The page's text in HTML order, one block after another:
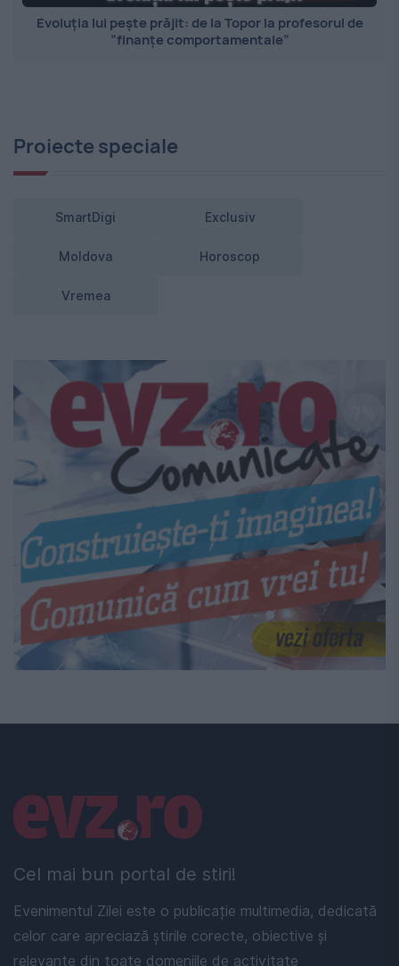
Evoluția lui pește prăjit: de la Topor la profesorul de
”finanțe comportamentale”
Proiecte speciale
SmartDigi Exclusiv
Moldova Horoscop
Vremea
Cel mai bun portal de stiri!
Evenimentul Zilei este o publicație multimedia, dedicată
celor care apreciază știrile corecte, obiective și
relevante din toate domeniile de activitate
Linkuri utile